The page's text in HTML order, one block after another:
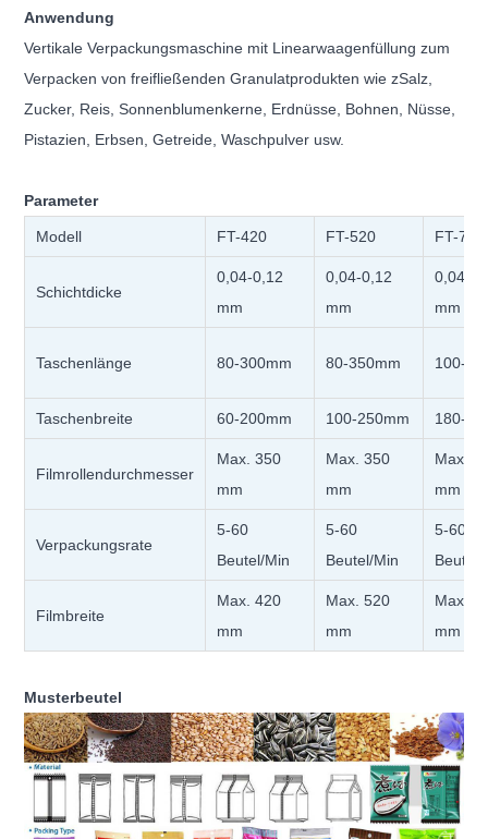
Anwendung
Vertikale Verpackungsmaschine mit Linearwaagenfüllung zum
Verpacken von freifließenden Granulatprodukten wie zSalz,
Zucker, Reis, Sonnenblumenkerne, Erdnüsse, Bohnen, Nüsse,
Pistazien, Erbsen, Getreide,Waschpulver usw.
Parameter
Modell FT-420 FT-520 FT-730
Schichtdicke
0,04-0,12
mm
0,04-0,12
mm
0,04-
mm
Taschenlänge 80-300mm 80-350mm 100-
Taschenbreite 60-200mm 100-250mm 180-
Filmrollendurchmesser
Max. 350
mm
Max. 350
mm
Max.
mm
Verpackungsrate
5-60
Beutel/Min
5-60
Beutel/Min
5-60
Beutel/
Filmbreite
Max. 420
mm
Max. 520
mm
Max.
mm
Musterbeutel